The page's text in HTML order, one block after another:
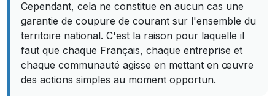
Cependant, cela ne constitue en aucun cas une
garantie de coupure de courant sur l'ensemble du
territoire national. C'est la raison pour laquelle il
faut que chaque Français, chaque entreprise et
chaque communauté agisse en mettant en œuvre
des actions simples au moment opportun.